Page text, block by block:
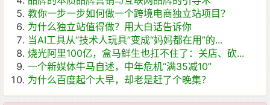
教你一步一步如何做一个跨境电商独立站项目？
为什么独立站值得做？用大白话告诉你
当AI工具从“技术人玩具”变成“妈妈都在用”的...
烧光阿里100亿，盒马鲜生也扛不住了：关店、砍...
一个新媒体牛马自述，中年危机“满35减10”
为什么百度起个大早，却老是赶了个晚集？